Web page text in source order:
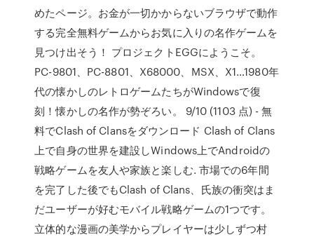
めたページ。お金が一切かからないブラウザで動作
する完全無料ゲームからお気に入りの名作ゲームを
見つけ出そう！ プロジェクトEGGにようこそ。
PC-9801、PC-8801、X68000、MSX、X1…1980年
代の懐かしのレトロゲームたちがWindowsで復
刻！懐かしの名作が勢ぞろい。 9/10 (1103 点) - 無
料でClash of Clansをダウンロード Clash of Clans
上で自身の世界を建設しWindows上でAndroidの
戦略ゲームを友人や家族と楽しむ. 市場での6年間
を完了した後でもClash of Clans、氏族の衝突はま
だユーザーが好むモバイル戦略ゲームの1つです。
立体的な漫画の美学からプレイヤーは少しずつ村